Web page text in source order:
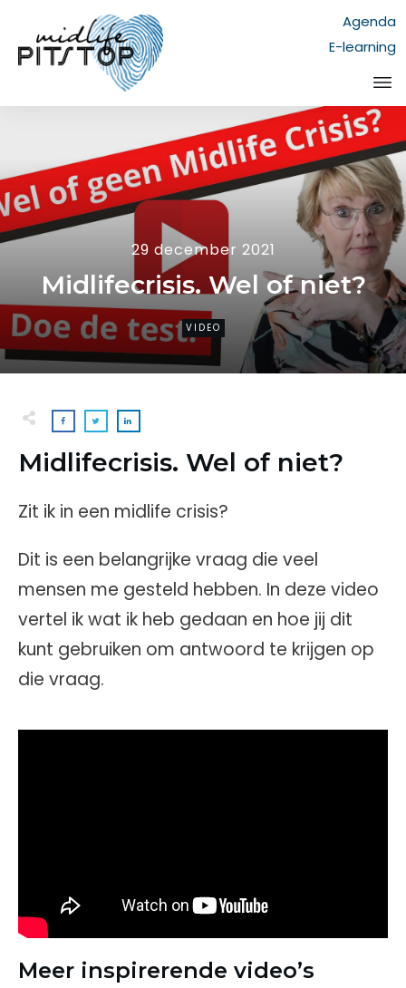
Agenda
E-learning
29 december 2021
Midlifecrisis. Wel of niet?
VIDEO
Midlifecrisis. Wel of niet?
Zit ik in een midlife crisis?
Dit is een belangrijke vraag die veel
mensen me gesteld hebben. In deze video
vertel ik wat ik heb gedaan en hoe jij dit
kunt gebruiken om antwoord te krijgen op
die vraag.
Meer inspirerende video’s